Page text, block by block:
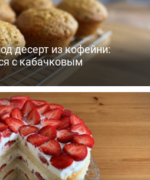
десерт из кофейни:
с кабачковым